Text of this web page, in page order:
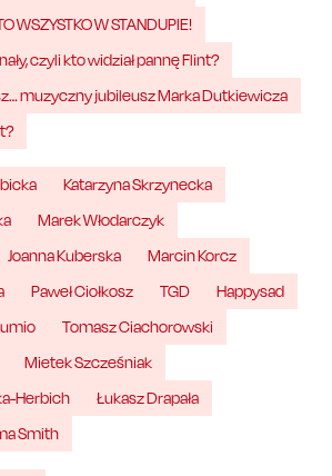
WSZYSTKO W STANDUPIE!
czyli kto widział pannę Flint?
muzyczny jubileusz Marka Dutkiewicza
Katarzyna Skrzynecka
Marek Włodarczyk
Joanna Kuberska
Marcin Korcz
Paweł Ciołkosz TGD
Happysad
Tomasz Ciachorowski
Mietek Szcześniak
Herbich
Łukasz Drapała
Smith